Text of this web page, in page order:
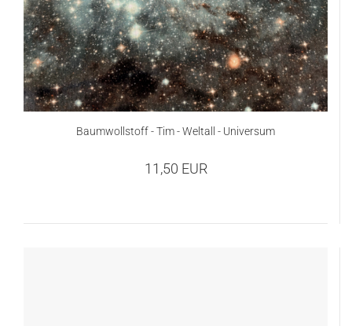
Baumwollstoff - Tim - Weltall - Universum
11,50 EUR